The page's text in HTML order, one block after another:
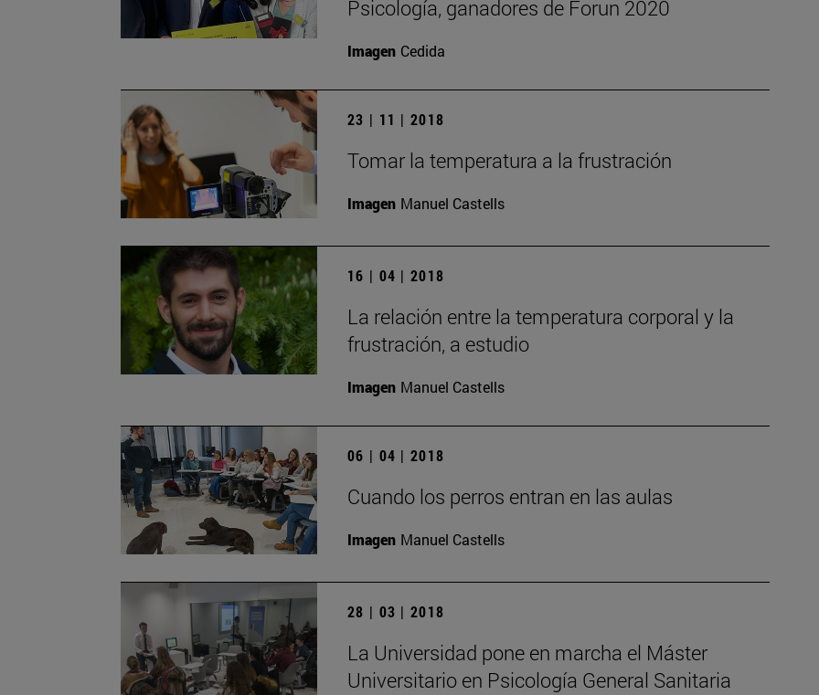
Psicología, ganadores de Forun 2020
Imagen Cedida
23 | 11 | 2018
Tomar la temperatura a la frustración
Imagen Manuel Castells
16 | 04 | 2018
La relación entre la temperatura corporal y la
frustración, a estudio
Imagen Manuel Castells
06 | 04 | 2018
Cuando los perros entran en las aulas
Imagen Manuel Castells
28 | 03 | 2018
La Universidad pone en marcha el Máster
Universitario en Psicología General Sanitaria